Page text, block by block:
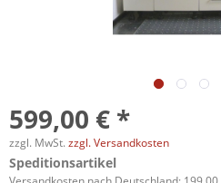
599,00 € *
zzgl. MwSt. zzgl. Versandkosten
Speditionsartikel